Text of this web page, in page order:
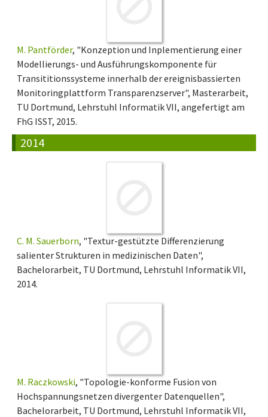
M. Pantförder, "Konzeption und Inplementierung einer
Modellierungs- und Ausführungskomponente für
Transititionssysteme innerhalb der ereignisbassierten
Monitoringplattform Transparenzserver", Masterarbeit,
TU Dortmund, Lehrstuhl Informatik VII, angefertigt am
FhG ISST, 2015.
2014
C. M. Sauerborn, "Textur-gestützte Differenzierung
salienter Strukturen in medizinischen Daten",
Bachelorarbeit, TU Dortmund, Lehrstuhl Informatik VII,
2014.
M. Raczkowski, "Topologie-konforme Fusion von
Hochspannungsnetzen divergenter Datenquellen",
Bachelorarbeit, TU Dortmund, Lehrstuhl Informatik VII,